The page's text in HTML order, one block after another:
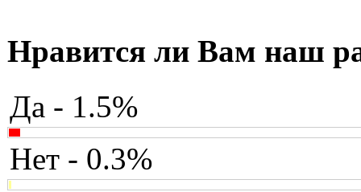
Нравится ли Вам наш
Да - 1.5%
Нет - 0.3%